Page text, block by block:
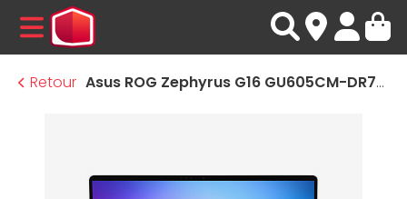
MENU
Retour
Asus ROG Zephyrus G16 GU605CM-DR7W